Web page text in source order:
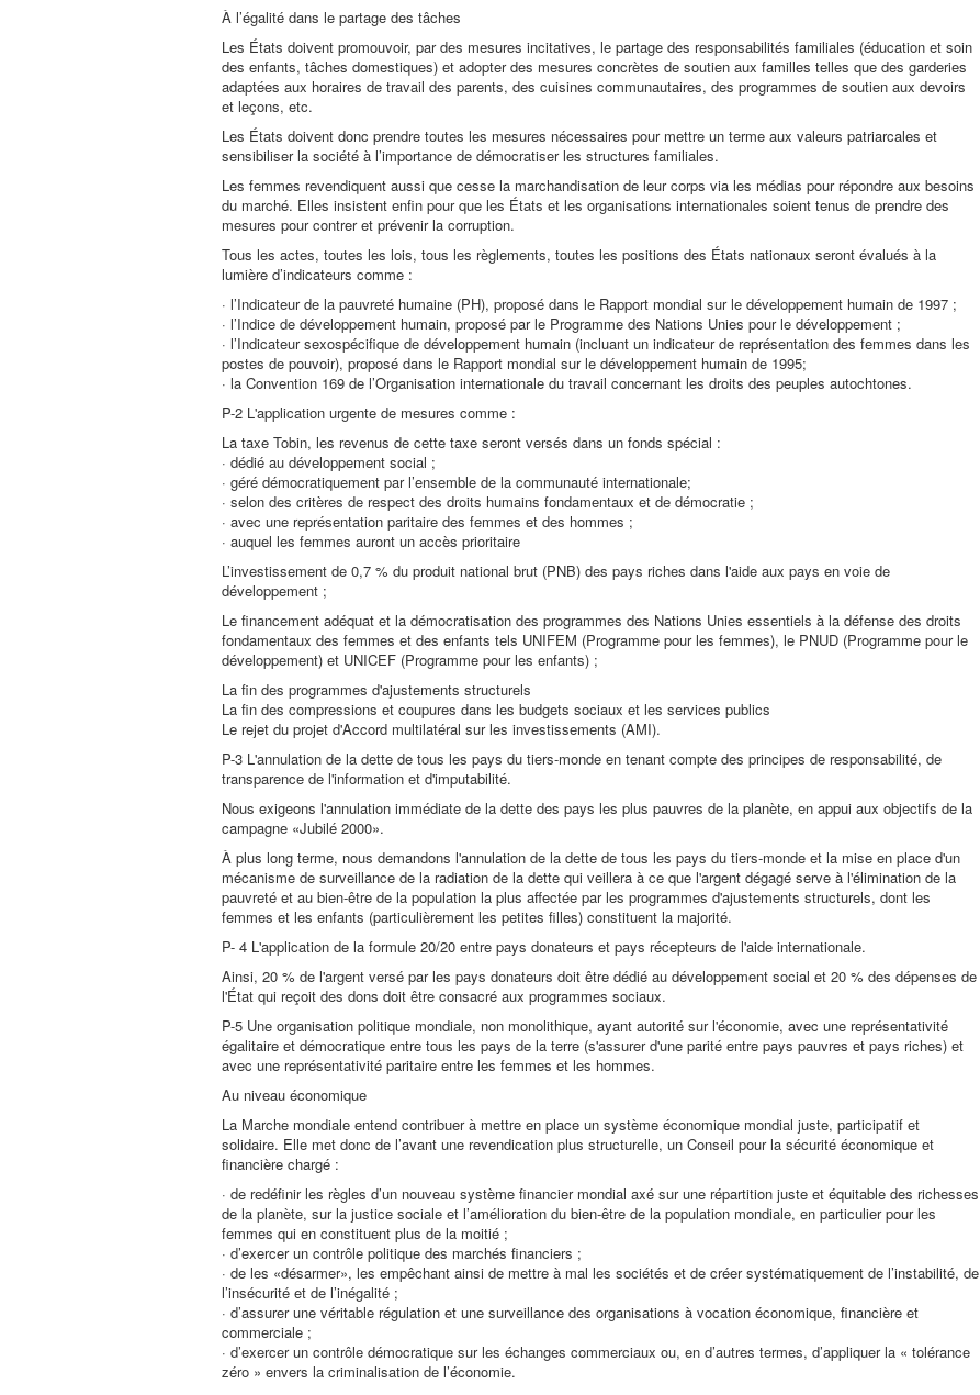
À l’égalité dans le partage des tâches
Les États doivent promouvoir, par des mesures incitatives, le partage des responsabilités familiales (éducation et soin
des enfants, tâches domestiques) et adopter des mesures concrètes de soutien aux familles telles que des garderies
adaptées aux horaires de travail des parents, des cuisines communautaires, des programmes de soutien aux devoirs
et leçons, etc.
Les États doivent donc prendre toutes les mesures nécessaires pour mettre un terme aux valeurs patriarcales et
sensibiliser la société à l’importance de démocratiser les structures familiales.
Les femmes revendiquent aussi que cesse la marchandisation de leur corps via les médias pour répondre aux besoins
du marché. Elles insistent enfin pour que les États et les organisations internationales soient tenus de prendre des
mesures pour contrer et prévenir la corruption.
Tous les actes, toutes les lois, tous les règlements, toutes les positions des États nationaux seront évalués à la
lumière d’indicateurs comme :
· l’Indicateur de la pauvreté humaine (PH), proposé dans le Rapport mondial sur le développement humain de 1997 ;
· l’Indice de développement humain, proposé par le Programme des Nations Unies pour le développement ;
· l’Indicateur sexospécifique de développement humain (incluant un indicateur de représentation des femmes dans les
postes de pouvoir), proposé dans le Rapport mondial sur le développement humain de 1995;
· la Convention 169 de l’Organisation internationale du travail concernant les droits des peuples autochtones.
P-2 L'application urgente de mesures comme :
La taxe Tobin, les revenus de cette taxe seront versés dans un fonds spécial :
· dédié au développement social ;
· géré démocratiquement par l’ensemble de la communauté internationale;
· selon des critères de respect des droits humains fondamentaux et de démocratie ;
· avec une représentation paritaire des femmes et des hommes ;
· auquel les femmes auront un accès prioritaire
L’investissement de 0,7 % du produit national brut (PNB) des pays riches dans l'aide aux pays en voie de
développement ;
Le financement adéquat et la démocratisation des programmes des Nations Unies essentiels à la défense des droits
fondamentaux des femmes et des enfants tels UNIFEM (Programme pour les femmes), le PNUD (Programme pour le
développement) et UNICEF (Programme pour les enfants) ;
La fin des programmes d'ajustements structurels
La fin des compressions et coupures dans les budgets sociaux et les services publics
Le rejet du projet d'Accord multilatéral sur les investissements (AMI).
P-3 L'annulation de la dette de tous les pays du tiers-monde en tenant compte des principes de responsabilité, de
transparence de l'information et d'imputabilité.
Nous exigeons l'annulation immédiate de la dette des pays les plus pauvres de la planète, en appui aux objectifs de la
campagne «Jubilé 2000».
À plus long terme, nous demandons l'annulation de la dette de tous les pays du tiers-monde et la mise en place d'un
mécanisme de surveillance de la radiation de la dette qui veillera à ce que l'argent dégagé serve à l'élimination de la
pauvreté et au bien-être de la population la plus affectée par les programmes d'ajustements structurels, dont les
femmes et les enfants (particulièrement les petites filles) constituent la majorité.
P- 4 L'application de la formule 20/20 entre pays donateurs et pays récepteurs de l'aide internationale.
Ainsi, 20 % de l'argent versé par les pays donateurs doit être dédié au développement social et 20 % des dépenses de
l'État qui reçoit des dons doit être consacré aux programmes sociaux.
P-5 Une organisation politique mondiale, non monolithique, ayant autorité sur l'économie, avec une représentativité
égalitaire et démocratique entre tous les pays de la terre (s'assurer d'une parité entre pays pauvres et pays riches) et
avec une représentativité paritaire entre les femmes et les hommes.
Au niveau économique
La Marche mondiale entend contribuer à mettre en place un système économique mondial juste, participatif et
solidaire. Elle met donc de l’avant une revendication plus structurelle, un Conseil pour la sécurité économique et
financière chargé :
· de redéfinir les règles d’un nouveau système financier mondial axé sur une répartition juste et équitable des richesses
de la planète, sur la justice sociale et l’amélioration du bien-être de la population mondiale, en particulier pour les
femmes qui en constituent plus de la moitié ;
· d’exercer un contrôle politique des marchés financiers ;
· de les «désarmer», les empêchant ainsi de mettre à mal les sociétés et de créer systématiquement de l’instabilité, de
l’insécurité et de l’inégalité ;
· d’assurer une véritable régulation et une surveillance des organisations à vocation économique, financière et
commerciale ;
· d’exercer un contrôle démocratique sur les échanges commerciaux ou, en d’autres termes, d’appliquer la « tolérance
zéro » envers la criminalisation de l’économie.